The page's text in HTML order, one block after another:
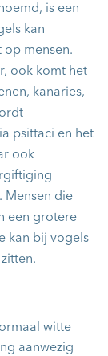
is een
kan
mensen.
ook komt het
kanaries,
psittaci en het
ook
Mensen die
een grotere
kan bij vogels
witte
aanwezig